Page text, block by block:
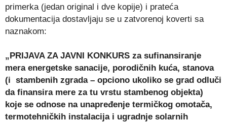
primerka (jedan original i dve kopije) i prateća
dokumentacija dostavljaju se u zatvorenoj koverti sa
naznakom:
„PRIJAVA ZA JAVNI KONKURS za sufinansiranje
mera energetske sanacije, porodičnih kuća, stanova
(i stambenih zgrada – opciono ukoliko se grad odluči
da finansira mere za tu vrstu stambenog objekta)
koje se odnose na unapređenje termičkog omotača,
termotehničkih instalacija i ugradnje solarnih